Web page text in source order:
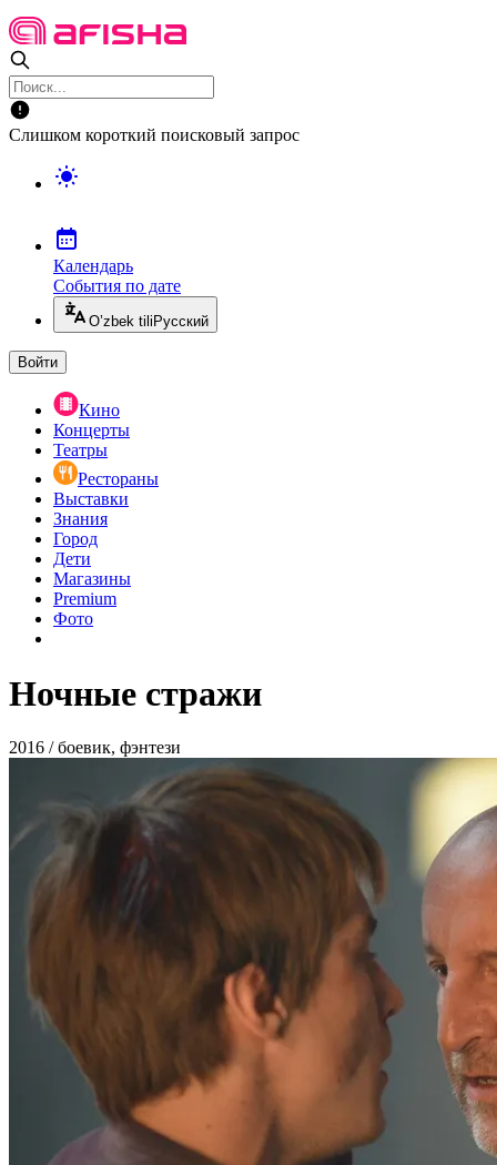
Слишком короткий поисковый запрос
Календарь
События по дате
O’zbek tili Русский
Войти
Кино
Концерты
Театры
Рестораны
Выставки
Знания
Город
Дети
Магазины
Premium
Фото
Ночные стражи
2016 / боевик, фэнтези